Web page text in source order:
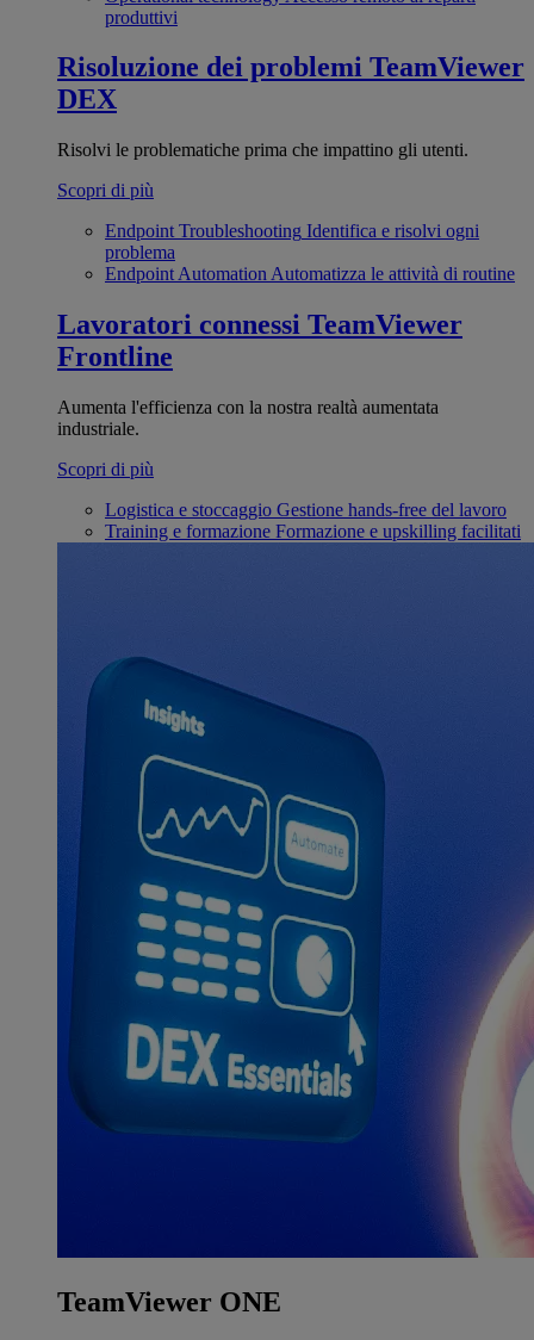
produttivi
Risoluzione dei problemi TeamViewer
DEX
Risolvi le problematiche prima che impattino gli utenti.
Scopri di più
Endpoint Troubleshooting Identifica e risolvi ogni
problema
Endpoint Automation Automatizza le attività di routine
Lavoratori connessi TeamViewer
Frontline
Aumenta l'efficienza con la nostra realtà aumentata
industriale.
Scopri di più
Logistica e stoccaggio Gestione hands-free del lavoro
Training e formazione Formazione e upskilling facilitati
TeamViewer ONE